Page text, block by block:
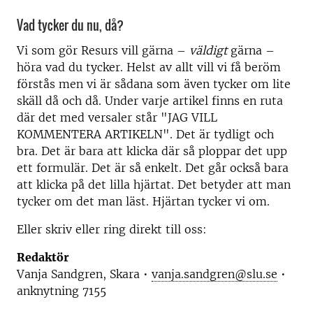
Vad tycker du nu, då?
Vi som gör Resurs vill gärna – väldigtgärna –
höra vad du tycker. Helst av allt vill vi få beröm
förstås men vi är sådana som även tycker om lite
skäll då och då. Under varje artikel finns en ruta
där det med versaler står "JAG VILL
KOMMENTERA ARTIKELN". Det är tydligt och
bra. Det är bara att klicka där så ploppar det upp
ett formulär. Det är så enkelt. Det går också bara
att klicka på det lilla hjärtat. Det betyder att man
tycker om det man läst. Hjärtan tycker vi om.
Eller skriv eller ring direkt till oss:
Redaktör
Vanja Sandgren, Skara • vanja.sandgren@slu.se •
anknytning 7155